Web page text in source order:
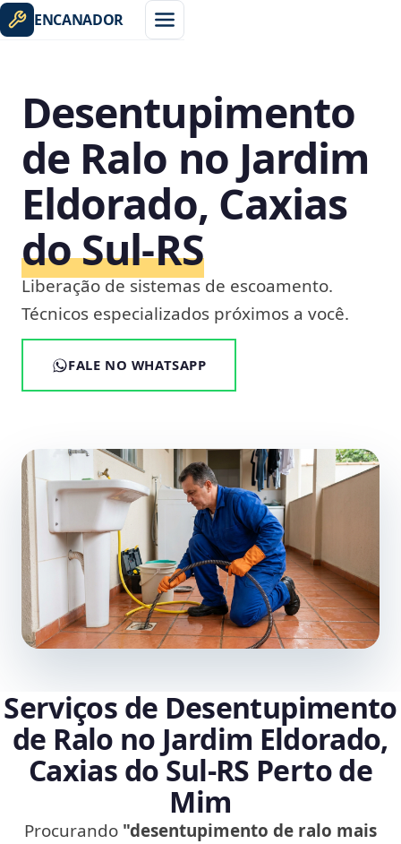
ENCANADOR
Desentupimento
de Ralo no Jardim
Eldorado, Caxias
do Sul‑RS
Liberação de sistemas de escoamento.
Técnicos especializados próximos a você.
FALE NO WHATSAPP
Serviços de Desentupimento
de Ralo no Jardim Eldorado,
Caxias do Sul‑RS Perto de
Mim
Procurando "desentupimento de ralo mais